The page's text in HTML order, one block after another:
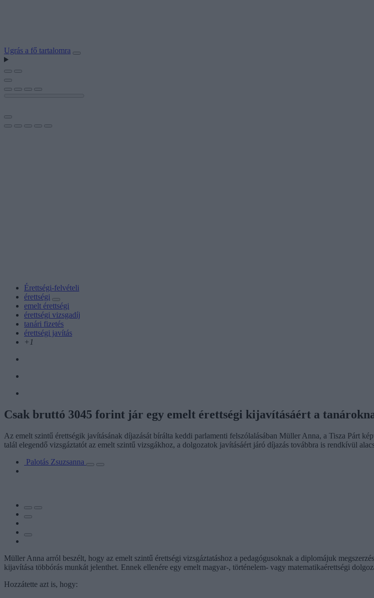
Ugrás a fő tartalomra
Érettségi-felvételi
érettségi
emelt érettségi
érettségi vizsgadíj
tanári fizetés
érettségi javítás
+1
Csak bruttó 3045 forint jár egy emelt érettségi kijavításáért a
Az emelt szintű érettségik javításának díjazását bírálta keddi parlamenti felszólalásában Müller Anna, a Tisza Párt
talál elegendő vizsgáztatót az emelt szintű vizsgákhoz, a dolgozatok javításáért járó díjazás továbbra is rendkívül
Palotás Zsuzsanna
Müller Anna arról beszélt, hogy az emelt szintű érettségi vizsgáztatáshoz a pedagógusoknak a diplomájuk
kijavítása többórás munkát jelenthet. Ennek ellenére egy emelt magyar-, történelem- vagy matematikaérettségi
Hozzátette azt is, hogy: